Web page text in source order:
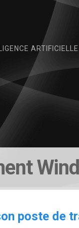
ARTIFICIELLE
poste de